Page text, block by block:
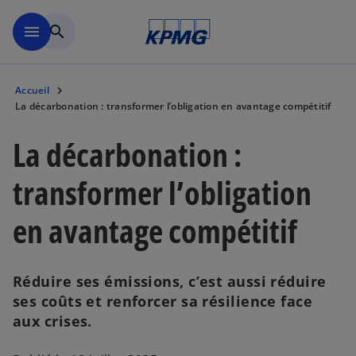
menu search
Accueil
La décarbonation : transformer l’obligation en avantage compétitif
La décarbonation :
transformer l’obligation
en avantage compétitif
Réduire ses émissions, c’est aussi réduire
ses coûts et renforcer sa résilience face
aux crises.